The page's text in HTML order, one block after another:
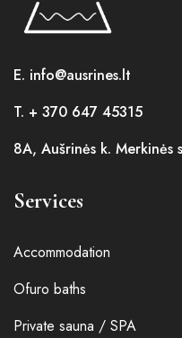
E. info@ausrines.lt
T. + 370 647 45315
8A, Aušrinės k. Merkinės
Services
Accommodation
Ofuro baths
Private sauna / SPA